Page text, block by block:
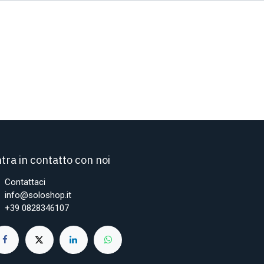
in contatto con noi
Contattaci
info@soloshop.it
+39 0828346107